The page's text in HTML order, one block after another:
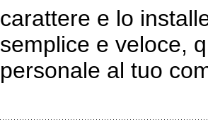
carattere e lo
semplice e veloce,
personale al tuo